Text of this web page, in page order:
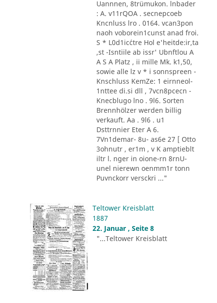
Uannnen, 8trümukon. lnbader
: A. v11rQOA . secnepcoeb
Kncnluss lro . 0164. vcan3pon
naoh voborein1cunst anad froi.
S * L0d1ic´ctre Hol e'heitde:ir,ta
,st -Isntiile ab issr' Ubnftlou A
A S A Platz , ii mille Mk. k1,50,
sowie alle lz v * i sonnspreen -
Knschluss KemZe: 1 eirnneol-
1nttee di.si dll , 7vcn8pcecn -
Knecblugo lno . 9l6. Sorten
Brennhölzer werden billig
verkauft. Aa . 9l6 . u1
Dsttrnnier Eter A 6.
7Vn1demar- 8u- as6e 27 [ Otto
3ohnutr , er1m , v K amptieblt
iltr l. nger in oione-rn 8rnU-
unel nierewn oenmm1r tonn
Puvnckorr versckri ..."
Teltower Kreisblatt
1887
22. Januar , Seite 8
"...Teltower Kreisblatt